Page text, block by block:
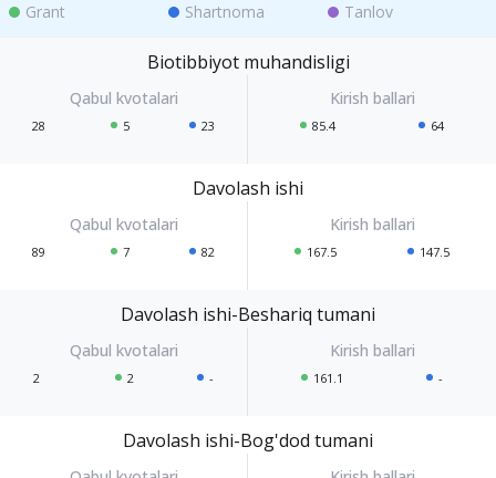
Grant Shartnoma Tanlov
Biotibbiyot muhandisligi
28 5 23 85.4 64
Davolash ishi
89 7 82 167.5 147.5
Davolash ishi-Beshariq tumani
2 2 - 161.1 -
Davolash ishi-Bog'dod tumani